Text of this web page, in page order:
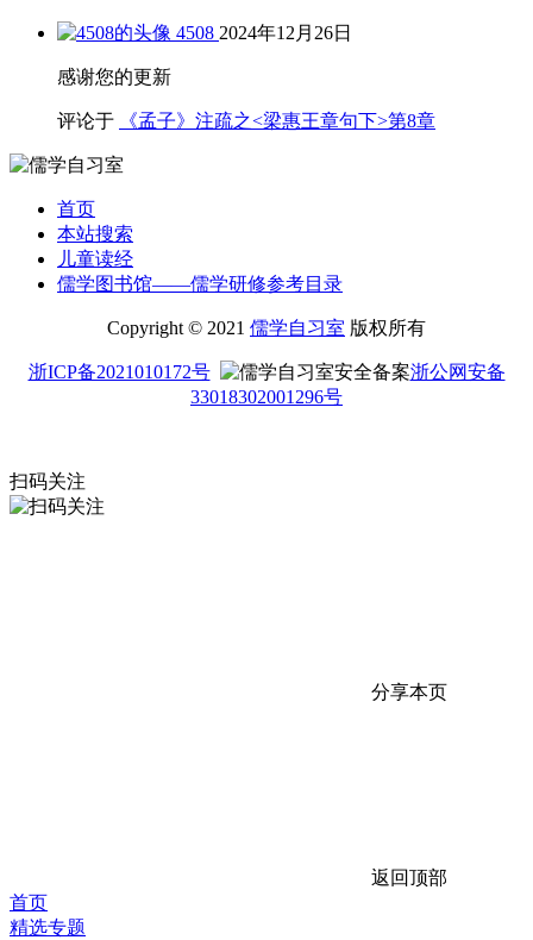
4508 2024年12月26日
感谢您的更新
评论于 《孟子》注疏之<梁惠王章句下>第8章
首页
本站搜索
儿童读经
儒学图书馆——儒学研修参考目录
Copyright © 2021 儒学自习室 版权所有
浙ICP备2021010172号
浙公网安备
33018302001296号
扫码关注
分享本页
返回顶部
首页
精选专题